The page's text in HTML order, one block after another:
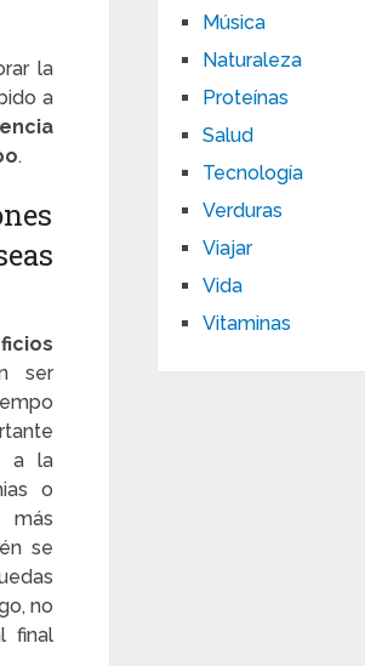
la
a
.
ser
a la
o
se
no
final
Música
Naturaleza
Proteínas
Salud
Tecnología
Verduras
Viajar
Vida
Vitaminas